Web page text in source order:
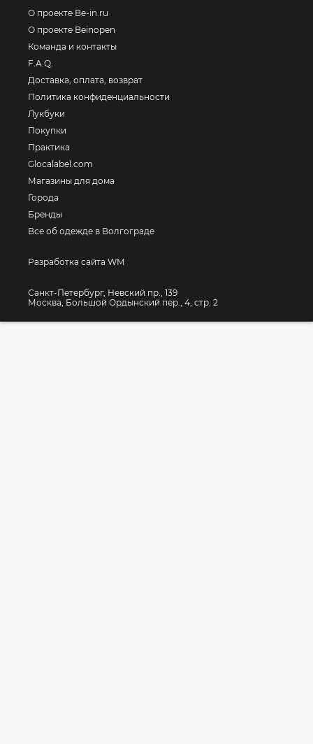
О проекте Be-in.ru
О проекте Beinopen
Команда и контакты
F.A.Q.
Доставка, оплата, возврат
Политика конфиденциальности
Лукбуки
Покупки
Практика
Glocalabel.com
Магазины для дома
Города
Бренды
Все об одежде в Волгограде
Разработка сайта WM
Санкт-Петербург, Невский пр., 139
Москва, Большой Ордынский пер., 4, стр. 2